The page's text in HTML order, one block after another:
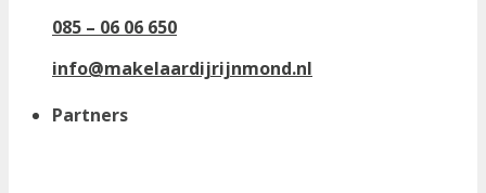
085 – 06 06 650
info@makelaardijrijnmond.nl
Partners